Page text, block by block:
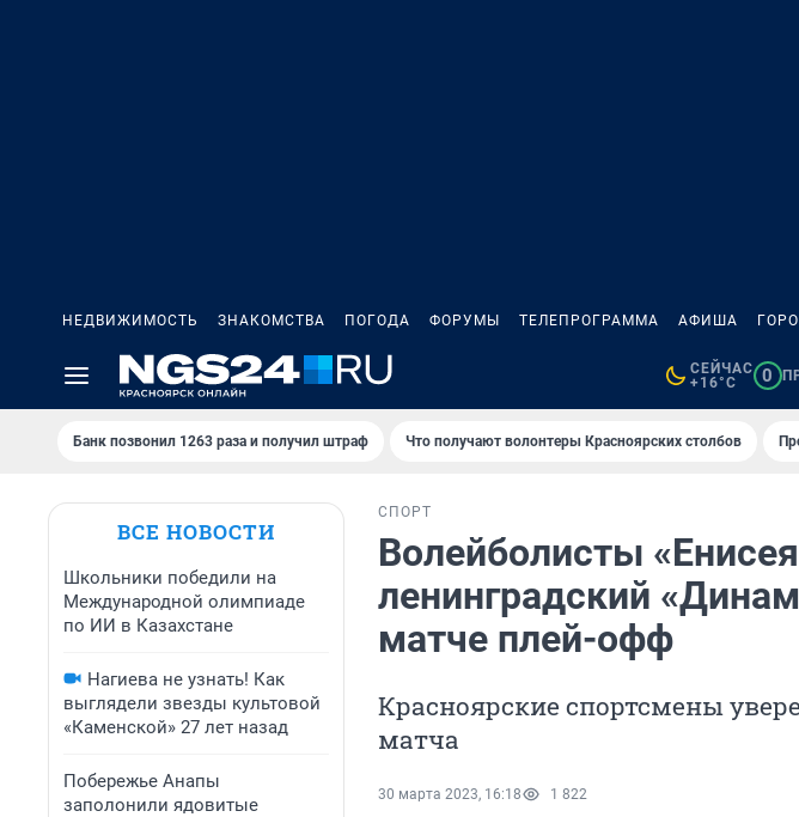
НЕДВИЖИМОСТЬ ЗНАКОМСТВА ПОГОДА ФОРУМЫ ТЕЛЕПРОГРАММА АФИША
СЕЙЧАС
+16°C
0
Банк позвонил 1263 раза и получил штраф Что получают волонтеры Красноярских столбов
ВСЕ НОВОСТИ
Школьники победили на
Международной олимпиаде
по ИИ в Казахстане
Нагиева не узнать! Как
выглядели звезды культовой
«Каменской» 27 лет назад
Побережье Анапы
заполонили ядовитые
СПОРТ
Волейболисты
ленинградский
матче плей-офф
Красноярские спортсмены
матча
30 марта 2023, 16:18 1 822